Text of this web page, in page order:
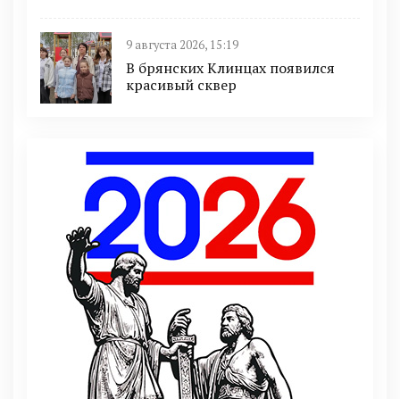
9 августа 2026, 15:19
В брянских Клинцах появился
красивый сквер